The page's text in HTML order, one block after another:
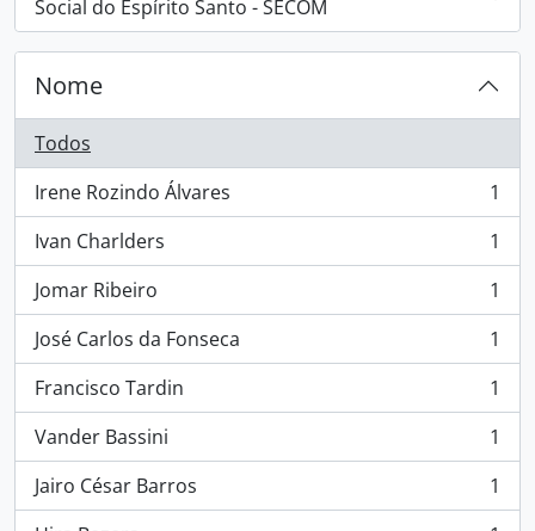
Social do Espírito Santo - SECOM
, 1 resultados
Nome
Todos
Irene Rozindo Álvares
, 1 resultados
1
Ivan Charlders
, 1 resultados
1
Jomar Ribeiro
, 1 resultados
1
José Carlos da Fonseca
, 1 resultados
1
Francisco Tardin
, 1 resultados
1
Vander Bassini
, 1 resultados
1
Jairo César Barros
, 1 resultados
1